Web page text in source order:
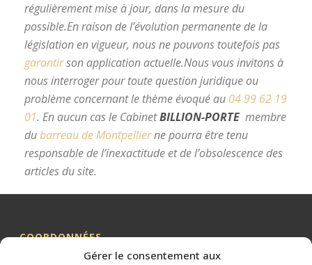
Gérer le consentement aux
régulièrement mise à jour, dans la mesure du
possible.En raison de l’évolution permanente de la
législation en vigueur, nous ne pouvons toutefois pas
garantirson application actuelle.Nous vous invitons à
nous interroger pour toute question juridique ou
problème concernant le thème évoqué au 04 99 62 19
01. En aucun cas le CabinetBILLION-PORTE membre
dubarreau de Montpellierne pourra être tenu
responsable de l’inexactitude et de l’obsolescence des
articles du site.
COORDONNÉES
Me BILLION-PORTE